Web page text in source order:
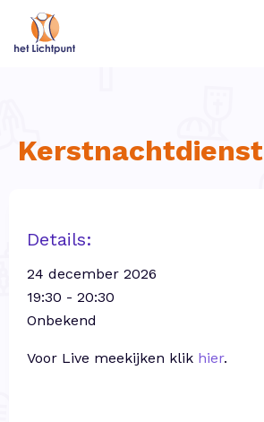
Kerstnachtdienst
Details:
24 december 2026
19:30 - 20:30
Onbekend
Voor Live meekijken klik hier.